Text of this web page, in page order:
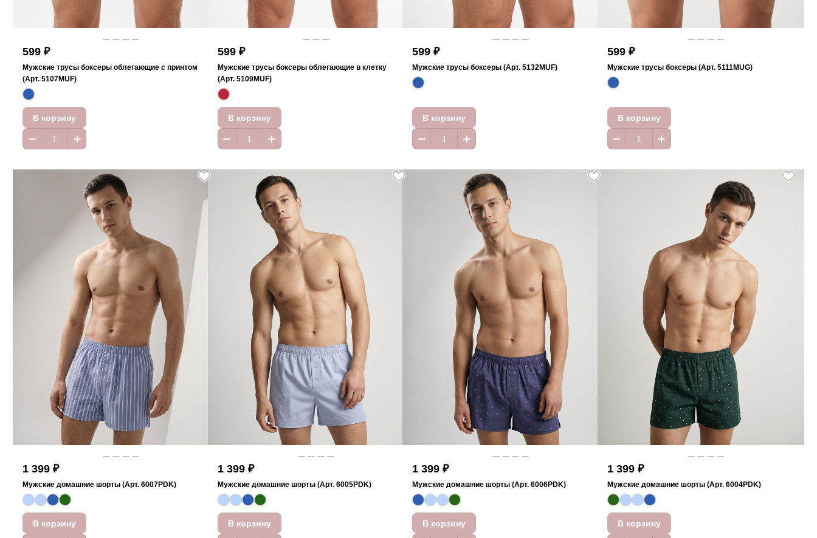
599 ₽
Мужские трусы боксеры облегающие с принтом
(Арт. 5107MUF)
В корзину
599 ₽
Мужские трусы боксеры облегающие в клетку
(Арт. 5109MUF)
В корзину
599 ₽
Мужские трусы боксеры (Арт. 5132MUF)
В корзину
599 ₽
Мужские трусы боксеры (Арт. 5111MUG)
В корзину
1 399 ₽
Мужские домашние шорты (Арт. 6007PDK)
В корзину
1 399 ₽
Мужские домашние шорты (Арт. 6005PDK)
В корзину
1 399 ₽
Мужские домашние шорты (Арт. 6006PDK)
В корзину
1 399 ₽
Мужские домашние шорты (Арт. 6004PDK)
В корзину